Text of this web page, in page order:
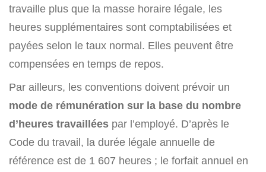
travaille plus que la masse horaire légale, les
heures supplémentaires sont comptabilisées et
payées selon le taux normal. Elles peuvent être
compensées en temps de repos.
Par ailleurs, les conventions doivent prévoir un
mode de rémunération sur la base du nombre
d’heures travaillées par l’employé. D’après le
Code du travail, la durée légale annuelle de
référence est de 1 607 heures ; le forfait annuel en